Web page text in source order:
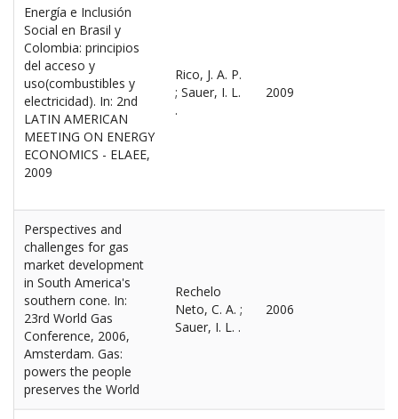
Energía e Inclusión
Social en Brasil y
Colombia: principios
del acceso y
uso(combustibles y
electricidad). In: 2nd
LATIN AMERICAN
MEETING ON ENERGY
ECONOMICS - ELAEE,
2009
Rico, J. A. P.
; Sauer, I. L.
.
2009
Perspectives and
challenges for gas
market development
in South America's
southern cone. In:
23rd World Gas
Conference, 2006,
Amsterdam. Gas:
powers the people
preserves the World
Rechelo
Neto, C. A. ;
Sauer, I. L. .
2006